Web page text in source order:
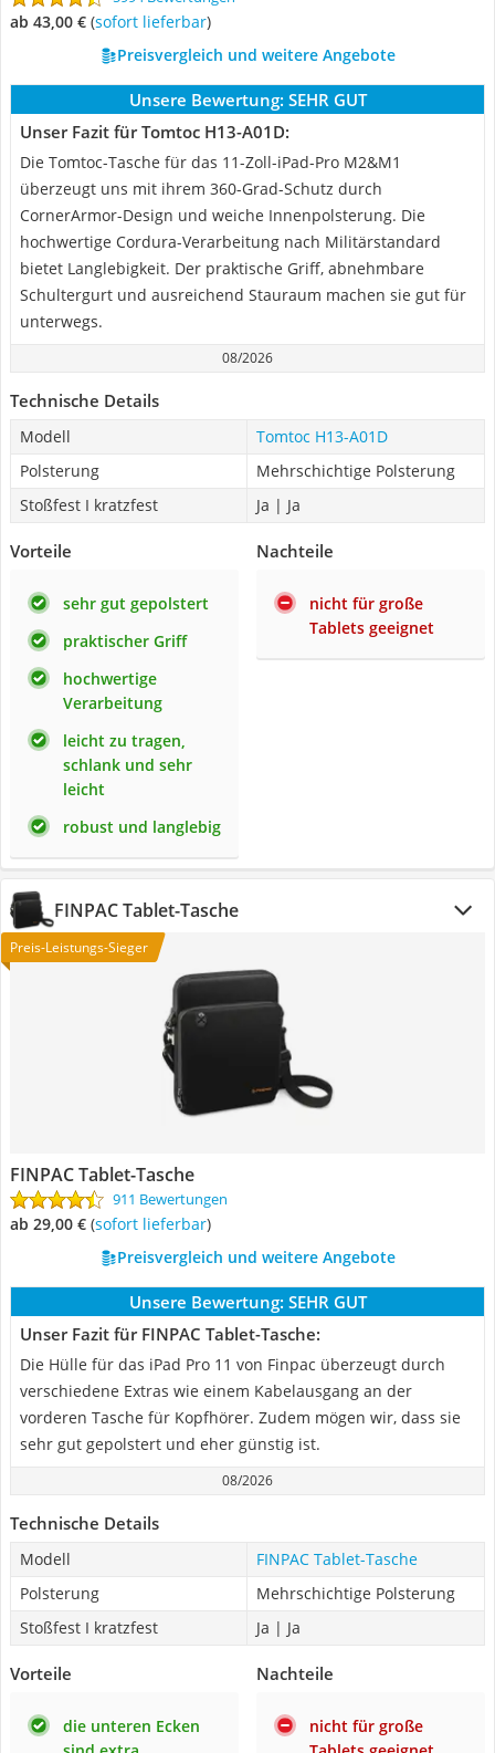
ab 43,00 € ( Sofort lieferbar)
Preisvergleich und weitere Angebote
Unsere Bewertung: SEHR GUT
Unser Fazit für Tomtoc H13-A01D:
Die Tomtoc-Tasche für das 11-Zoll-iPad-Pro M2&M1
überzeugt uns mit ihrem 360-Grad-Schutz durch
CornerArmor-Design und weiche Innenpolsterung. Die
hochwertige Cordura-Verarbeitung nach Militärstandard
bietet Langlebigkeit. Der praktische Griff, abnehmbare
Schultergurt und ausreichend Stauraum machen sie gut für
unterwegs.
08/2026
Technische Details
Modell
Tomtoc H13-A01D
Polsterung
Mehrschichtige Polsterung
Stoßfest I kratzfest
Ja | Ja
Vorteile
sehr gut gepolstert
praktischer Griff
hochwertige
Verarbeitung
leicht zu tragen,
schlank und sehr
leicht
robust und langlebig
Nachteile
nicht für große
Tablets geeignet
FINPAC Tablet-Tasche
Preis-Leistungs-Sieger
FINPAC Tablet-Tasche
911 Bewertungen
ab 29,00 € ( Sofort lieferbar)
Preisvergleich und weitere Angebote
Unsere Bewertung: SEHR GUT
Unser Fazit für FINPAC Tablet-Tasche:
Die Hülle für das iPad Pro 11 von Finpac überzeugt durch
verschiedene Extras wie einem Kabelausgang an der
vorderen Tasche für Kopfhörer. Zudem mögen wir, dass sie
sehr gut gepolstert und eher günstig ist.
08/2026
Technische Details
Modell
FINPAC Tablet-Tasche
Polsterung
Mehrschichtige Polsterung
Stoßfest I kratzfest
Ja | Ja
Vorteile
die unteren Ecken
Nachteile
nicht für große